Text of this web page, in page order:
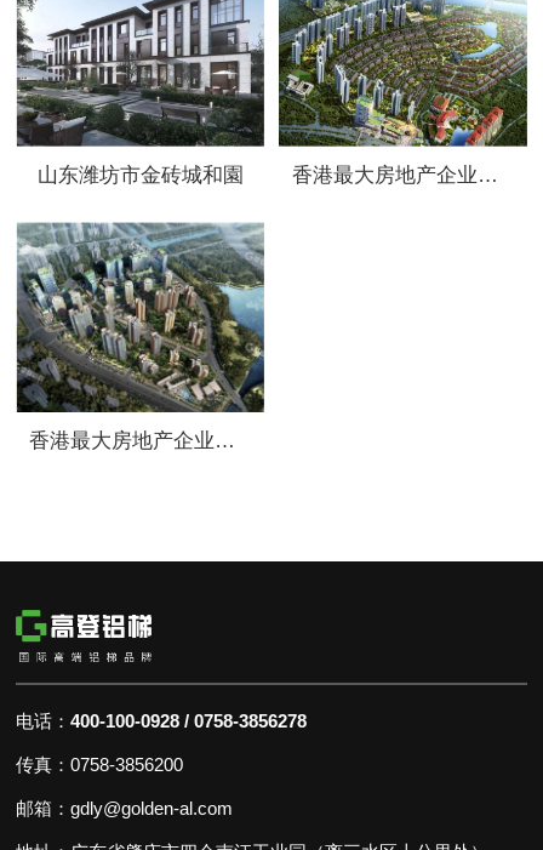
山东潍坊市金砖城和園 香港最大房地产企业之一新鸿基选用高登产品
香港最大房地产企业之一新鸿基选用高登产品
电话：400-100-0928 / 0758-3856278
传真：0758-3856200
邮箱：gdly@golden-al.com